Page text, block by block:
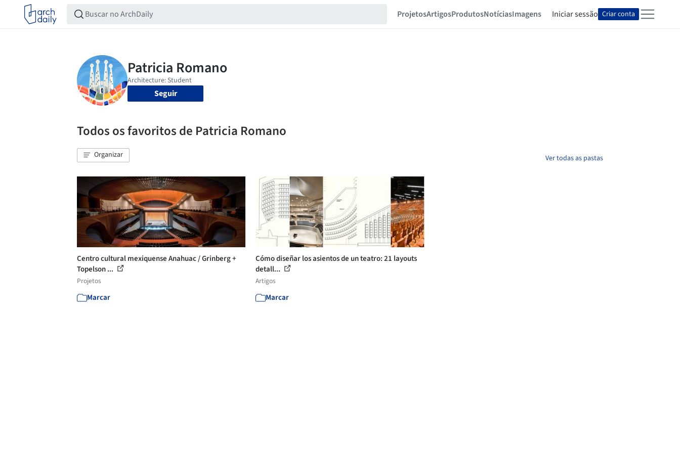
ProjetosArtigosProdutosNotíciasImagens Iniciar sessão Criar conta
Seguir
Todos os favoritos de Patricia Romano
Organizar Ver todas as pastas
Centro cultural mexiquense Anahuac / Grinberg +
Topelson ...
Projetos
Marcar
Cómo diseñar los asientos de un teatro: 21 layouts
detall...
Artigos
Marcar